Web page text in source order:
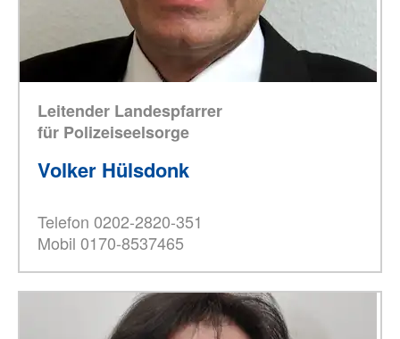
Leitender Landespfarrer
für Polizeiseelsorge
Volker Hülsdonk
Telefon 0202-2820-351
Mobil 0170-8537465